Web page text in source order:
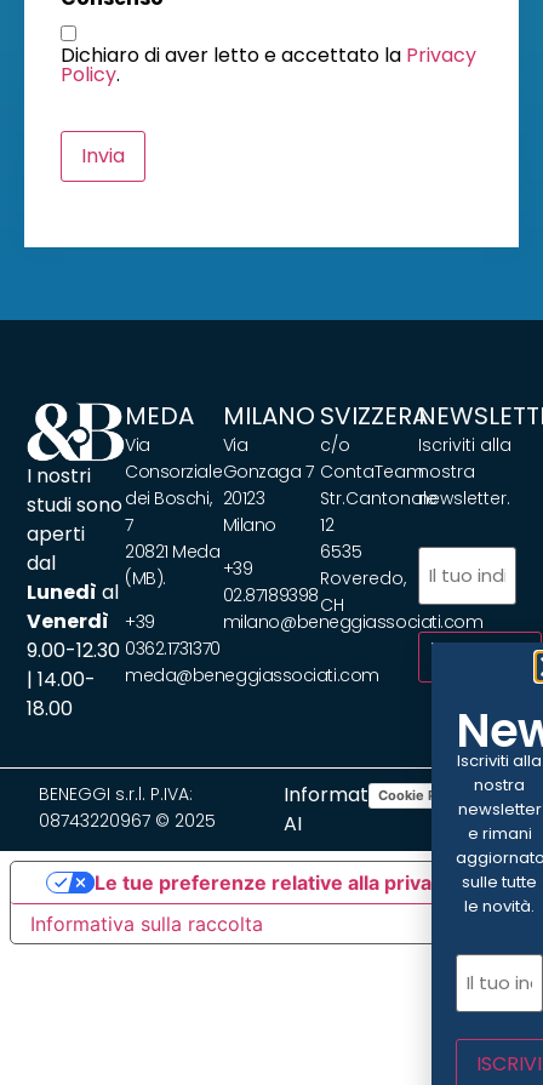
Dichiaro di aver letto e accettato la Privacy
Policy.
Invia
I nostri
studi sono
aperti
dal
Lunedì al
Venerdì
9.00-12.30
| 14.00-
18.00
MEDA
Via
Consorziale
dei Boschi,
7
20821 Meda
(MB).
+39
0362.1731370
meda@beneggiassociati.com
MILANO
Via
Gonzaga 7
20123
Milano
+39
02.87189398
milano@beneggiassociati.com
SVIZZERA
c/o
ContaTeam
Str.Cantonale
12
6535
Roveredo,
CH
Iscriviti alla
nostra
newsletter.
Email
BENEGGI s.r.l. P.IVA:
08743220967 © 2025
Informativa
AI
Cookie PolicyPrivacy Policy
Informativa sulla raccolta
Le tue preferenze relative alla privacy
Iscriviti alla
nostra
newsletter
e rimani
sulle tutte
le novità.
Email